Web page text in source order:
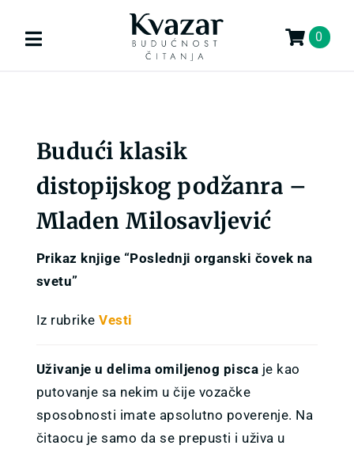
Toggle
KNJIGE
U PRIPREMI
AKCIJA
VESTI
O NAMA
0
Budući klasik
distopijskog podžanra –
Mladen Milosavljević
Prikaz knjige “Poslednji organski čovek na
svetu”
Iz rubrikeVesti
Uživanje u delima omiljenog pisca je kao
putovanje sa nekim u čije vozačke
sposobnosti imate apsolutno poverenje. Na
čitaocu je samo da se prepusti i uživa u